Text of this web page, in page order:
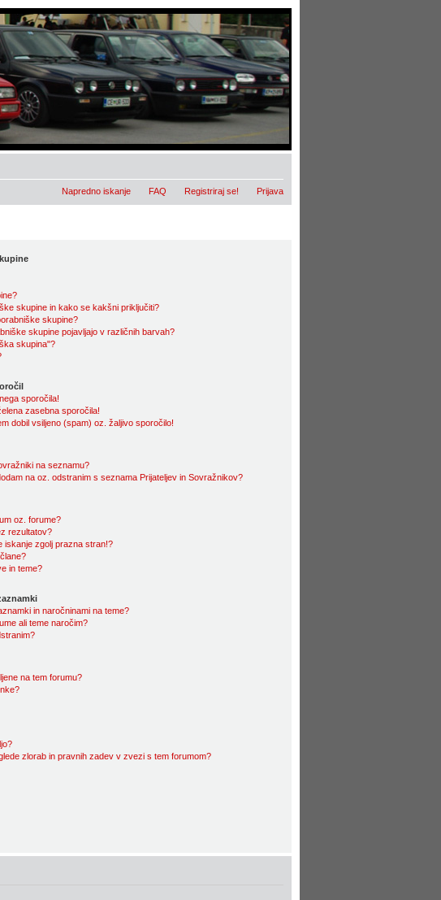
Napredno iskanje FAQ Registriraj se! Prijava
skupine in kako se kakšni priključiti?
skupine?
skupine pojavljajo v različnih barvah?
skupina"?
sporočila!
zasebna sporočila!
dobil vsiljeno (spam) oz. žaljivo sporočilo!
na seznamu?
na oz. odstranim s seznama Prijateljev in Sovražnikov?
oz. forume?
rezultatov?
iskanje zgolj prazna stran!?
in teme?
in naročninami na teme?
ali teme naročim?
na tem forumu?
zlorab in pravnih zadev v zvezi s tem forumom?